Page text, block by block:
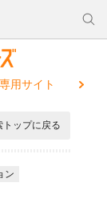
用サイト
トップに戻る
ン